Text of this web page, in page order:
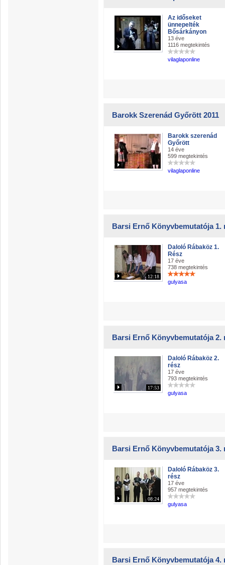
Az időseket
ünnepelték
Bősárkányon
13 éve
1116 megtekintés
vilaglaponline
Barokk Szerenád Győrött 2011
Barokk szerenád
Győrött
14 éve
599 megtekintés
vilaglaponline
Barsi Ernő Könyvbemutatója 1.
12:18
Daloló Rábaköz 1.
Rész
17 éve
738 megtekintés
gulyasa
Barsi Ernő Könyvbemutatója 2.
17:53
Daloló Rábaköz 2.
rész
17 éve
793 megtekintés
gulyasa
Barsi Ernő Könyvbemutatója 3.
08:24
Daloló Rábaköz 3.
rész
17 éve
957 megtekintés
gulyasa
Barsi Ernő Könyvbemutatója 4.